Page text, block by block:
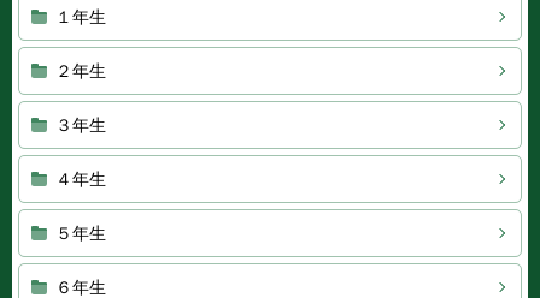
１年生
２年生
３年生
４年生
５年生
６年生